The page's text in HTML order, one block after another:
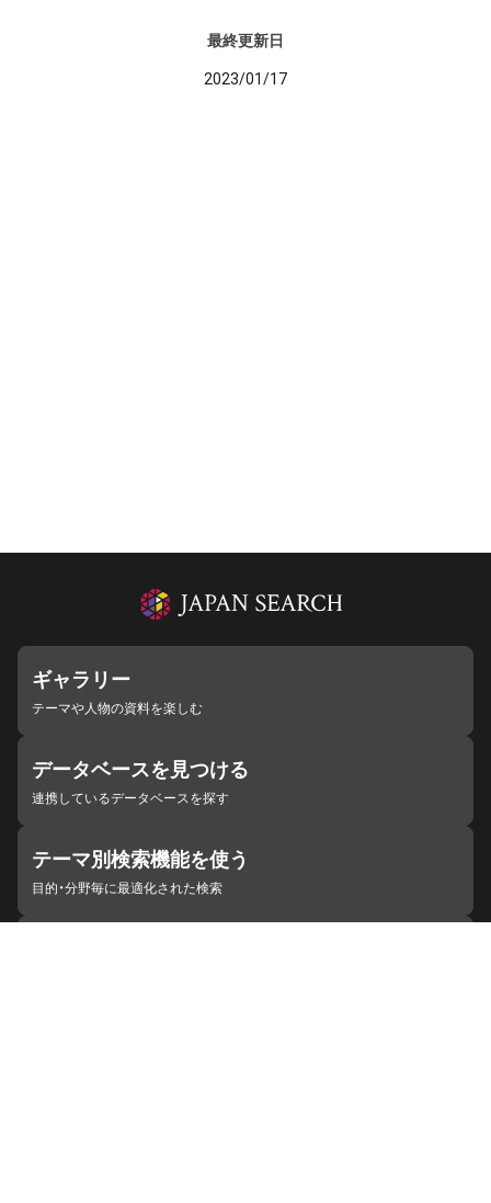
最終更新日
2023/01/17
ギャラリー
テーマや人物の資料を楽しむ
データベースを見つける
連携しているデータベースを探す
テーマ別検索機能を使う
目的・分野毎に最適化された検索